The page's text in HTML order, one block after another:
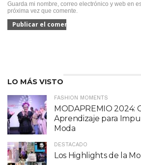
Guarda mi nombre, correo electrónico y web en
próxima vez que comente.
LO MÁS VISTO
FASHION MOMENTS
MODAPREMIO 2024:
Aprendizaje para
Moda
DESTACADO
Los Highlights de la